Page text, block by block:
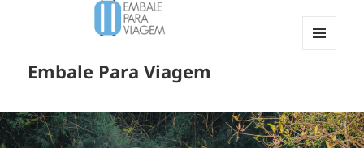
Embale Para Viagem